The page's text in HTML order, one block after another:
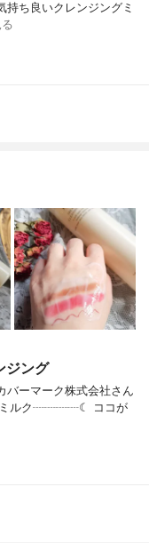
持ち良いクレンジングミ
ジング
ーマーク株式会社さん
ミルク┈┈┈┈☾ ココが